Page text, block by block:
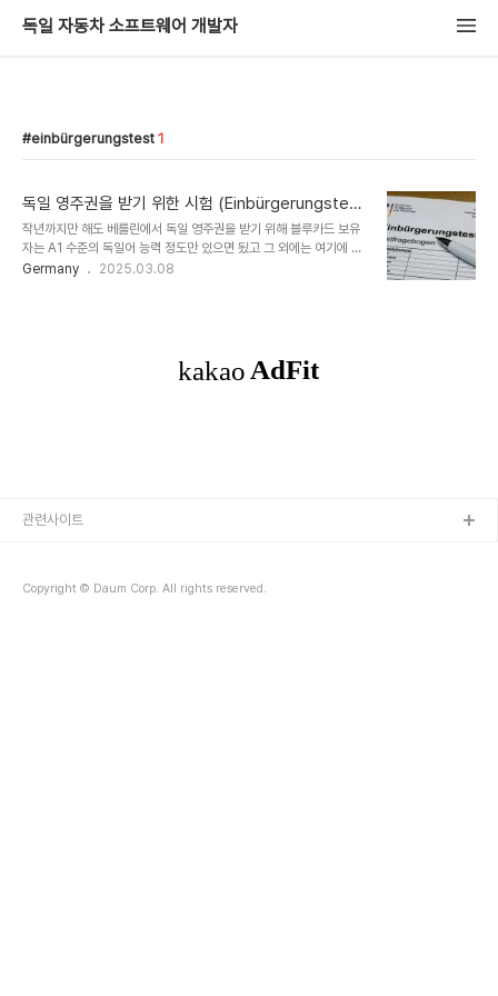
독일 자동차 소프트웨어 개발자
einbürgerungstest 1
독일 영주권을 받기 위한 시험 (Einbürgerungstes
t)
작년까지만 해도 베를린에서 독일 영주권을 받기 위해 블루카드 보유
자는 A1 수준의 독일어 능력 정도만 있으면 됬고 그 외에는 여기에 적
힌 서류들만 제출하면 쉽게 받을 수 있었다. 그러나 두둥... 올해부터는
험) VHS에 문의한 결과 아래와 같이 답변이 왔다. 즉,
Orientierungskurs (오리엔테이션 코스) 를 235유로를 내고 들으
Germany 2025.03.08
Copyright © Daum Corp. All rights reserved.
관련사이트